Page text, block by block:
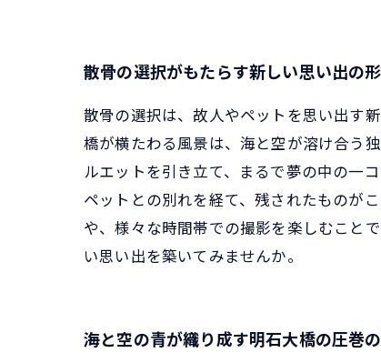
散骨の選択がもたらす新しい思い出の形
散骨の選択は、故人やペットを思い出す
橋が横たわる風景は、海と空が溶け合う
ルエットを引き立て、まるで夢の中の一
ペットとの別れを経て、残されたものが
や、様々な時間帯での撮影を楽しむこと
い思い出を築いてみませんか。
海と空の青が織り成す明石大橋の圧巻